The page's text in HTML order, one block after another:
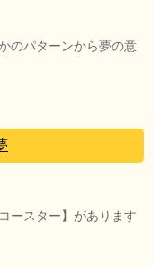
のパターンから夢の意
ースター】があります